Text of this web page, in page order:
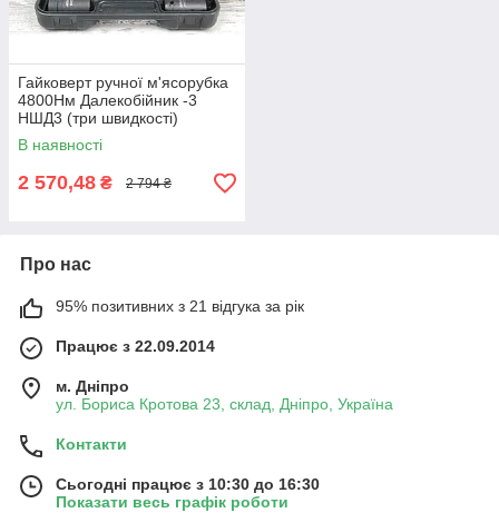
Гайковерт ручної м'ясорубка
4800Нм Далекобійник -3
НШД3 (три швидкості)
В наявності
2 570,48 ₴ 2 794 ₴
Про нас
95% позитивних з 21 відгука за рік
Працює з 22.09.2014
м. Дніпро
ул. Бориса Кротова 23, склад, Дніпро, Україна
Контакти
Сьогодні працює з 10:30 до 16:30
Показати весь графік роботи